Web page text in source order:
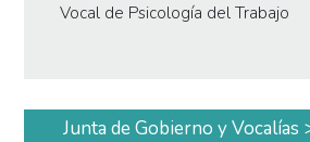
Vocal de Psicología del Trabajo
Junta de Gobierno y Vocalías